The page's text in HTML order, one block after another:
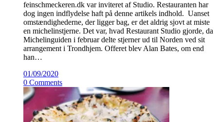
feinschmeckeren.dk var inviteret af Studio. Restauranten har
dog ingen indflydelse haft på denne artikels indhold. Uanset
omstændighederne, der ligger bag, er det aldrig sjovt at miste
en michelinstjerne. Det var, hvad Restaurant Studio gjorde, da
Michelinguiden i februar delte stjerner ud til Norden ved sit
arrangement i Trondhjem. Offeret blev Alan Bates, om end
han…
01/09/2020
0 Comments